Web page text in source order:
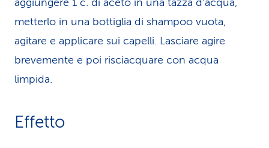
o
aggiungere 1 c. di aceto in una tazza d’acqua,
metterlo in una bottiglia di shampoo vuota,
agitare e applicare sui capelli. Lasciare agire
brevemente e poi risciacquare con acqua
limpida.
Effetto